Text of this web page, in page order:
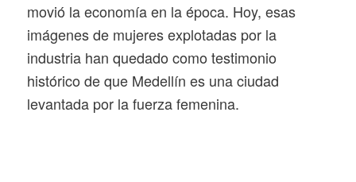
movió la economía en la época. Hoy, esas
imágenes de mujeres explotadas por la
industria han quedado como testimonio
histórico de que Medellín es una ciudad
levantada por la fuerza femenina.